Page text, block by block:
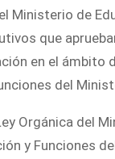
Ministerio de
que
en el ámbito
del
Orgánica del
y Funciones